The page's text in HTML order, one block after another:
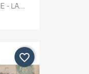
- LA...
favorite_border